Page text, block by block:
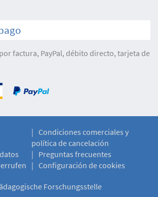
factura, PayPal, débito directo, tarjeta de
Condiciones comerciales y
política de cancelación
Preguntas frecuentes
Configuración de cookies
Forschungsstelle